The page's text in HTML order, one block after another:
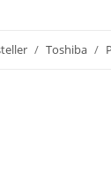
Toshiba